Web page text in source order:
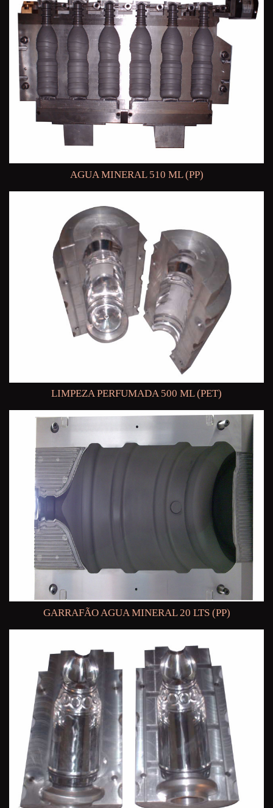
AGUA MINERAL 510 ML (PP)
LIMPEZA PERFUMADA 500 ML (PET)
GARRAFÃO AGUA MINERAL 20 LTS (PP)